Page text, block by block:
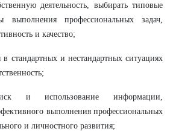
деятельность, выбирать типовые
профессиональных задач,
и качество;
стандартных и нестандартных ситуациях
и использование информации,
выполнения профессиональных
и личностного развития;